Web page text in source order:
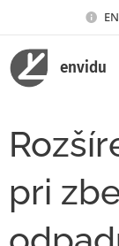
envidu
pri